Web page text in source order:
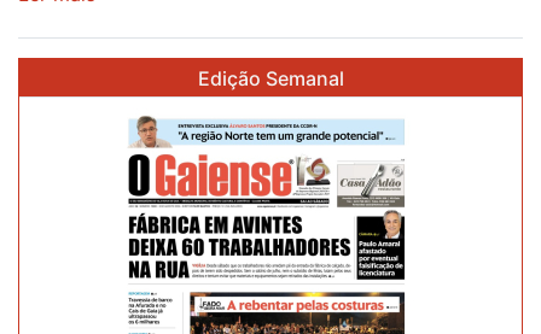
AMBICIONA
PÓDIO
RAMPA
MURÇA
Edição Semanal